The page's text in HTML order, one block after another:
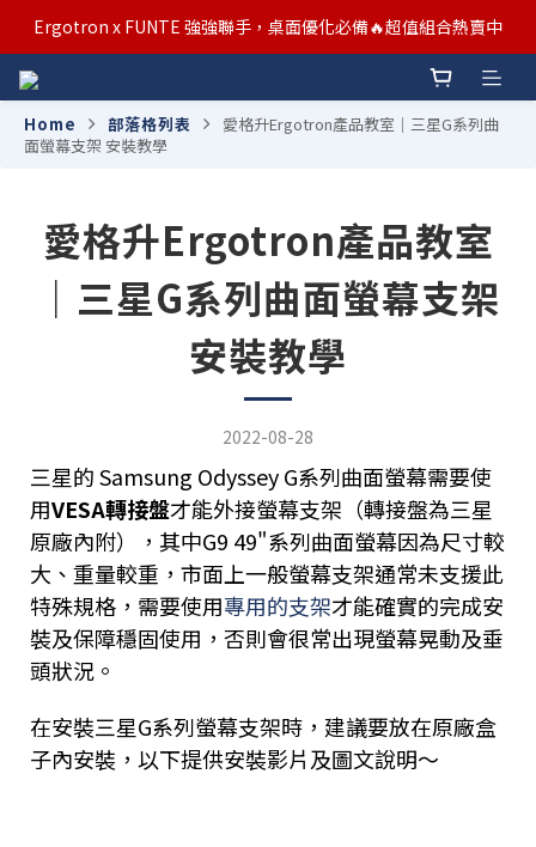
汰舊/升級補助優惠熱烈進行中！符合資格者歡迎申請購物金補助
Ergotron x FUNTE 強強聯手，桌面優化必備🔥超值組合熱賣中
汰舊/升級補助優惠熱烈進行中！符合資格者歡迎申請購物金補助
Home 部落格列表
愛格升Ergotron產品教室｜三星G系列曲
面螢幕支架 安裝教學
愛格升Ergotron產品教室
｜三星G系列曲面螢幕支架
安裝教學
2022-08-28
三星的 Samsung Odyssey G系列曲面螢幕需要使
用VESA轉接盤才能外接螢幕支架（轉接盤為三星
原廠內附），其中G9 49"系列曲面螢幕因為尺寸較
大、重量較重，市面上一般螢幕支架通常未支援此
特殊規格，需要使用專用的支架才能確實的完成安
裝及保障穩固使用，否則會很常出現螢幕晃動及垂
頭狀況。
在安裝三星G系列螢幕支架時，建議要放在原廠盒
子內安裝，以下提供安裝影片及圖文說明～